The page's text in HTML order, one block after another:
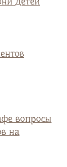
вопросы
на